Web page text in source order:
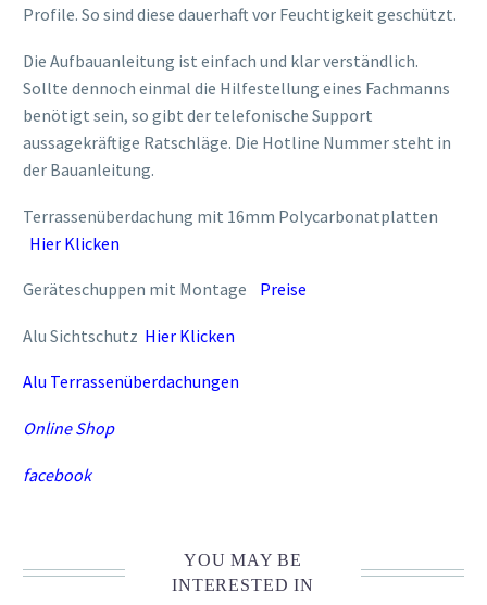
Profile. So sind diese dauerhaft vor Feuchtigkeit geschützt.
Die Aufbauanleitung ist einfach und klar verständlich.
Sollte dennoch einmal die Hilfestellung eines Fachmanns
benötigt sein, so gibt der telefonische Support
aussagekräftige Ratschläge. Die Hotline Nummer steht in
der Bauanleitung.
Terrassenüberdachung mit 16mm Polycarbonatplatten
Hier Klicken
Geräteschuppen mit Montage Preise
Alu Sichtschutz Hier Klicken
Alu Terrassenüberdachungen
Online Shop
facebook
YOU MAY BE
INTERESTED IN